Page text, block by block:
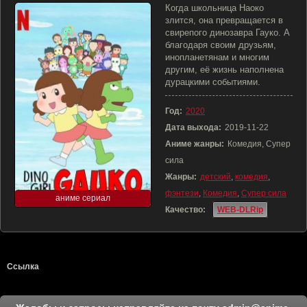
аниме сериал
Когда школьница Наоко
злится, она превращается в
свирепого динозавра Гауко. А
благодаря своим друзьям,
инопланетянам и многим
другим, её жизнь наполнена
дурацкими событиями.
Год: 2020
Дата выхода: 2019-11-22
Аниме жанры: Комедия, Супер
сила
Жанры: детский, комедия,
фэнтези, Комедия, Супер сила
Качество:
WEB-DLRip
Ссылка